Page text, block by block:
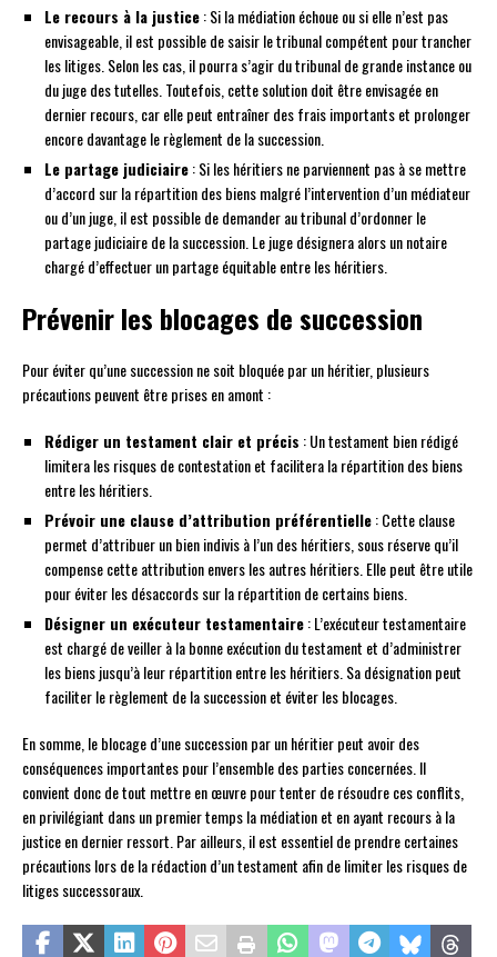
Le recours à la justice: Si la médiation échoue ou si elle n’est pas
envisageable, il est possible de saisir le tribunal compétent pour trancher
les litiges. Selon les cas, il pourra s’agir du tribunal de grande instance ou
du juge des tutelles. Toutefois, cette solution doit être envisagée en
dernier recours, car elle peut entraîner des frais importants et prolonger
encore davantage le règlement de la succession.
Le partage judiciaire: Si les héritiers ne parviennent pas à se mettre
d’accord sur la répartition des biens malgré l’intervention d’un médiateur
ou d’un juge, il est possible de demander au tribunal d’ordonner le
partage judiciaire de la succession. Le juge désignera alors un notaire
chargé d’effectuer un partage équitable entre les héritiers.
Prévenir les blocages de succession
Pour éviter qu’une succession ne soit bloquée par un héritier, plusieurs
précautions peuvent être prises en amont :
Rédiger un testament clair et précis : Un testament bien rédigé
limitera les risques de contestation et facilitera la répartition des biens
entre les héritiers.
Prévoir une clause d’attribution préférentielle: Cette clause
permet d’attribuer un bien indivis à l’un des héritiers, sous réserve qu’il
compense cette attribution envers les autres héritiers. Elle peut être utile
pour éviter les désaccords sur la répartition de certains biens.
Désigner un exécuteur testamentaire: L’exécuteur testamentaire
est chargé de veiller à la bonne exécution du testament et d’administrer
les biens jusqu’à leur répartition entre les héritiers. Sa désignation peut
faciliter le règlement de la succession et éviter les blocages.
En somme, le blocage d’une succession par un héritier peut avoir des
conséquences importantes pour l’ensemble des parties concernées. Il
convient donc de tout mettre en œuvre pour tenter de résoudre ces conflits,
en privilégiant dans un premier temps la médiation et en ayant recours à la
justice en dernier ressort. Par ailleurs, il est essentiel de prendre certaines
précautions lors de la rédaction d’un testament afin de limiter les risques de
litiges successoraux.